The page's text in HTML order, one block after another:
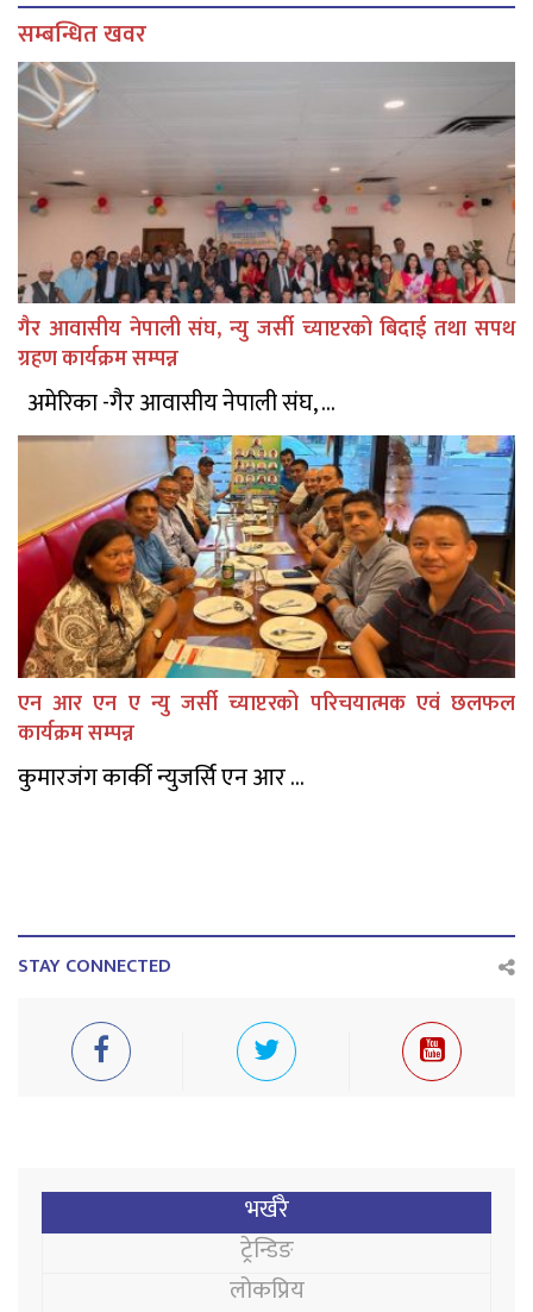
सम्बन्धित खवर
गैर आवासीय नेपाली संघ, न्यु जर्सी च्याप्टरको बिदाई तथा सपथ
ग्रहण कार्यक्रम सम्पन्न
अमेरिका -गैर आवासीय नेपाली संघ, ...
एन आर एन ए न्यु जर्सी च्याप्टरको परिचयात्मक एवं छलफल
कार्यक्रम सम्पन्न
कुमारजंग कार्की न्युजर्सि एन आर ...
STAY CONNECTED
भर्खरै
ट्रेन्डिङ
लोकप्रिय